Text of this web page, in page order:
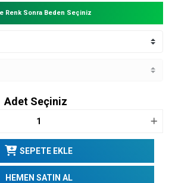
Renk Sonra Beden Seçiniz
Adet Seçiniz
SEPETE EKLE
HEMEN SATIN AL